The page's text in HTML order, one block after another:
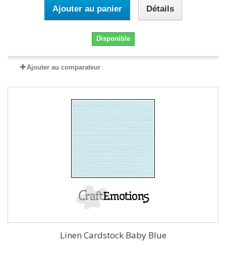
Ajouter au panier Détails
Disponible
Ajouter au comparateur
Linen Cardstock Baby Blue